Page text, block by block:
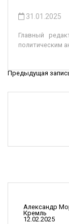
31.01.2025
Главный
политическим
Н
а
Предыдущая
Александр
Кремль
12.02.2025